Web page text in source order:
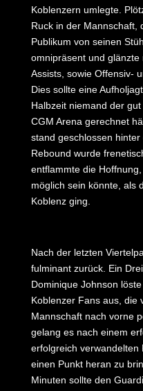
Koblenzern umlegte.
Ruck in der Mannschaft,
Publikum von seinen
omnipräsent und glänzte
Assists, sowie Offensiv-
Dies sollte eine
Halbzeit niemand der
CGM Arena gerechnet
stand geschlossen
Rebound wurde
entflammte die
möglich sein könnte, als
Koblenz ging.
Nach der letzten
fulminant zurück. Ein
Dominique Johnson
Koblenzer Fans aus, die
Mannschaft nach vorne
gelang es nach einem
erfolgreich verwandelten
einen Punkt heran zu
Minuten sollte den